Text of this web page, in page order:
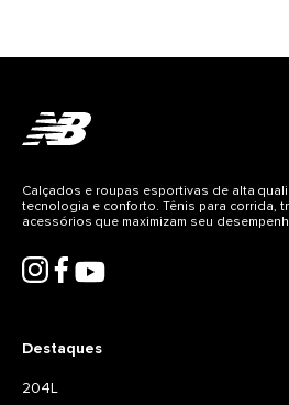
g (15,6 oz).
Detalhes do produto
Destaques
204L
Calçados e roupas esportivas de alta
tecnologia e conforto. Tênis para corrida,
acessórios que maximizam seu